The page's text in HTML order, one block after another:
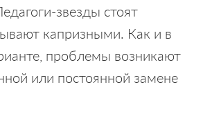
звезды стоят
капризными. Как и в
проблемы возникают
или постоянной замене